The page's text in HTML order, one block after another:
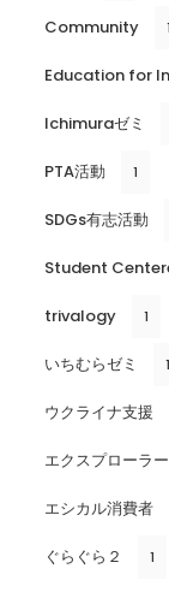
Community 1
Education for
Ichimuraゼミ
PTA活動 1
SDGs有志活動
Student
trivalogy 1
いちむらゼミ 1
ウクライナ支援
エクスプローラー
エシカル消費者
ぐらぐら２ 1